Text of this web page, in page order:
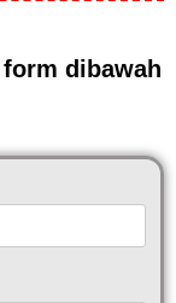
dibawah